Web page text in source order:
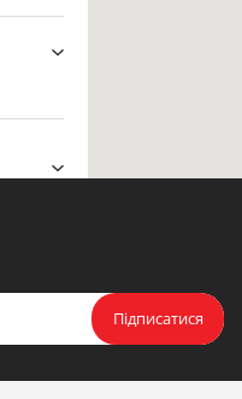
Підписатися